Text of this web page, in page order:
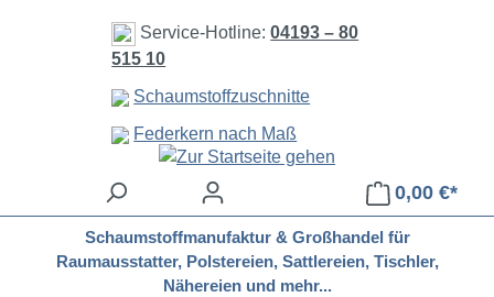
Zum Hauptinhalt springen
Service-Hotline:04193 – 80
515 10
Schaumstoffzuschnitte
Federkern nach Maß
0,00 €*
Schaumstoffmanufaktur & Großhandel für
Raumausstatter, Polstereien, Sattlereien, Tischler,
Nähereien und mehr...